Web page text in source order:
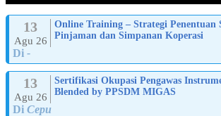
13
Agu 26
Online Training – Strategi Penentuan
Pinjaman dan Simpanan Koperasi
Di -
13
Agu 26
Sertifikasi Okupasi Pengawas
Blended by PPSDM MIGAS
Di Cepu